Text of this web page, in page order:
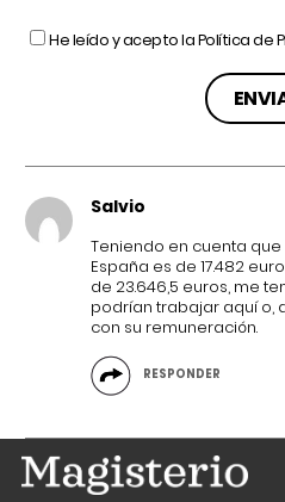
He leído y acepto laPolítica de
Salvio
Teniendo en cuenta
España es de 17.482
de 23.646,5 euros, me
podrían trabajar aquí o,
con su remuneración.
RESPONDER